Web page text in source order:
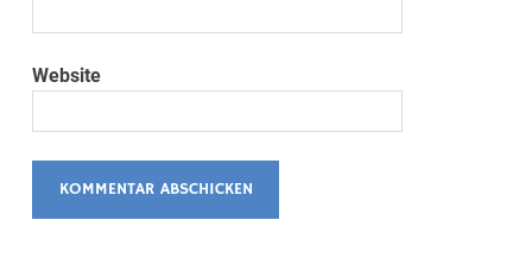
Website